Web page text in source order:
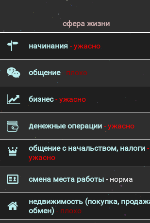
сфера жизни
начинания - ужасно
общение- плохо
бизнес- ужасно
денежные операции - ужасно
общение с начальством, налоги -
ужасно
смена места работы - норма
недвижимость (покупка,
обмен) - плохо